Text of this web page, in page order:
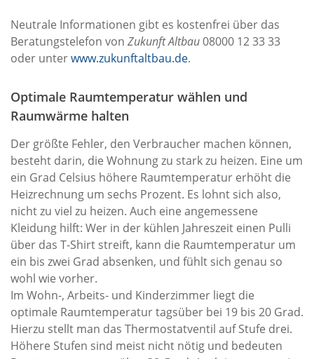
Neutrale Informationen gibt es kostenfrei über das
Beratungstelefon von Zukunft Altbau08000 12 33 33
oder unterwww.zukunftaltbau.de.
Optimale Raumtemperatur wählen und
Raumwärme halten
Der größte Fehler, den Verbraucher machen können,
besteht darin, die Wohnung zu stark zu heizen. Eine um
ein Grad Celsius höhere Raumtemperatur erhöht die
Heizrechnung um sechs Prozent. Es lohnt sich also,
nicht zu viel zu heizen. Auch eine angemessene
Kleidung hilft: Wer in der kühlen Jahreszeit einen Pulli
über das T-Shirt streift, kann die Raumtemperatur um
ein bis zwei Grad absenken, und fühlt sich genau so
wohl wie vorher.
Im Wohn-, Arbeits- und Kinderzimmer liegt die
optimale Raumtemperatur tagsüber bei 19 bis 20 Grad.
Hierzu stellt man das Thermostatventil auf Stufe drei.
Höhere Stufen sind meist nicht nötig und bedeuten